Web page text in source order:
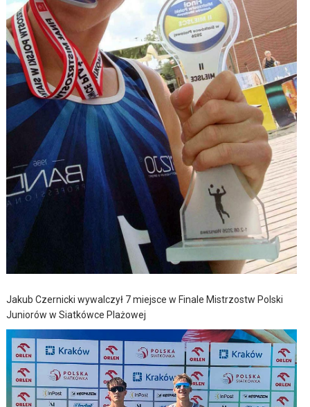
Jakub Czernicki wywalczył 7 miejsce w Finale Mistrzostw Polski
Juniorów w Siatkówce Plażowej